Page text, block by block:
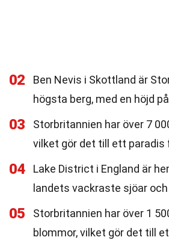
02
Ben Nevis i Skottland är
högsta berg, med en höjd
03
Storbritannien har över 7
vilket gör det till ett paradis
04
Lake District i England är
landets vackraste sjöar och
05
Storbritannien har över 1
blommor, vilket gör det till